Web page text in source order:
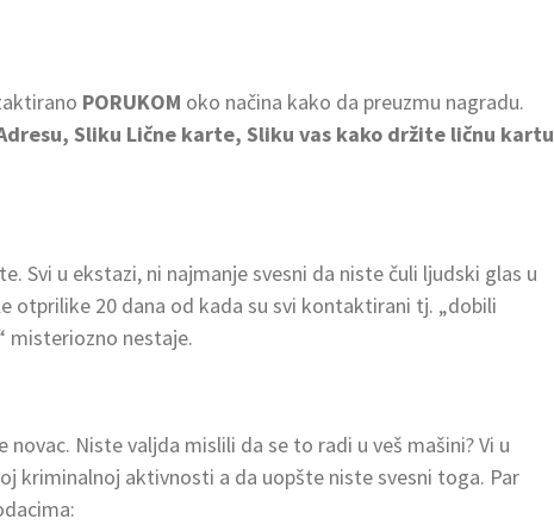
PORUKOM oko načina kako da preuzmu nagradu.
Sliku Lične karte, Sliku vas kako držite ličnu kartu
Svi u ekstazi, ni najmanje svesni da niste čuli ljudski glas u
otprilike 20 dana od kada su svi kontaktirani tj. „dobili
misteriozno nestaje.
Niste valjda mislili da se to radi u veš mašini? Vi u
kriminalnoj aktivnosti a da uopšte niste svesni toga. Par